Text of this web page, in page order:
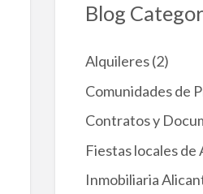
Blog
Alquileres(2)
Comunidades de
Contratos y
Fiestas locales de
Inmobiliaria